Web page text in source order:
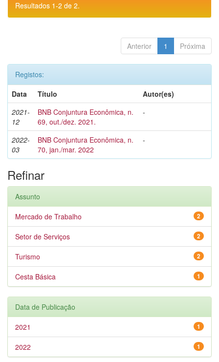
Resultados 1-2 de 2.
Anterior 1 Próxima
Registos:
Data
Título
Autor(es)
2021-
12
BNB Conjuntura Econômica, n.
69, out./dez. 2021.
-
2022-
03
BNB Conjuntura Econômica, n.
70, jan./mar. 2022
-
Refinar
Assunto
2
Mercado de Trabalho
2
Setor de Serviços
2
Turismo
1
Cesta Básica
Data de Publicação
1
2021
1
2022